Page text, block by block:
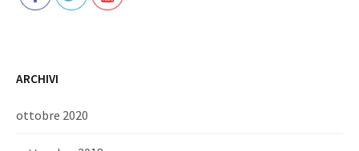
ARCHIVI
ottobre 2020